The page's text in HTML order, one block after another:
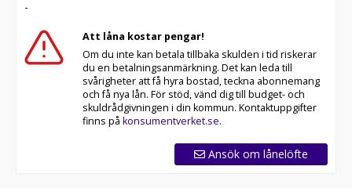
60 månaders garanti och komplettera med extra
hjuluppsättningar till bra priser. Gör ditt bilköp tryggt
och enkelt hos oss.
Med korta lagertider försvinner våra bilar snabbt! Ring
oss idag för att reservera din bil: 08-572 142 40. Vi
erbjuder även skräddarsydd finansiering och 14 dagars
fri försäkring från Folksam.
Se hur vi genomför våra tester här:
-
Att låna kostar pengar!
Om du inte kan betala tillbaka skulden i tid riskerar
du en betalningsanmärkning. Det kan leda till
svårigheter att få hyra bostad, teckna abonnemang
och få nya lån. För stöd, vänd dig till budget- och
skuldrådgivningen i din kommun. Kontaktuppgifter
finns på konsumentverket.se.
Ansök om lånelöfte